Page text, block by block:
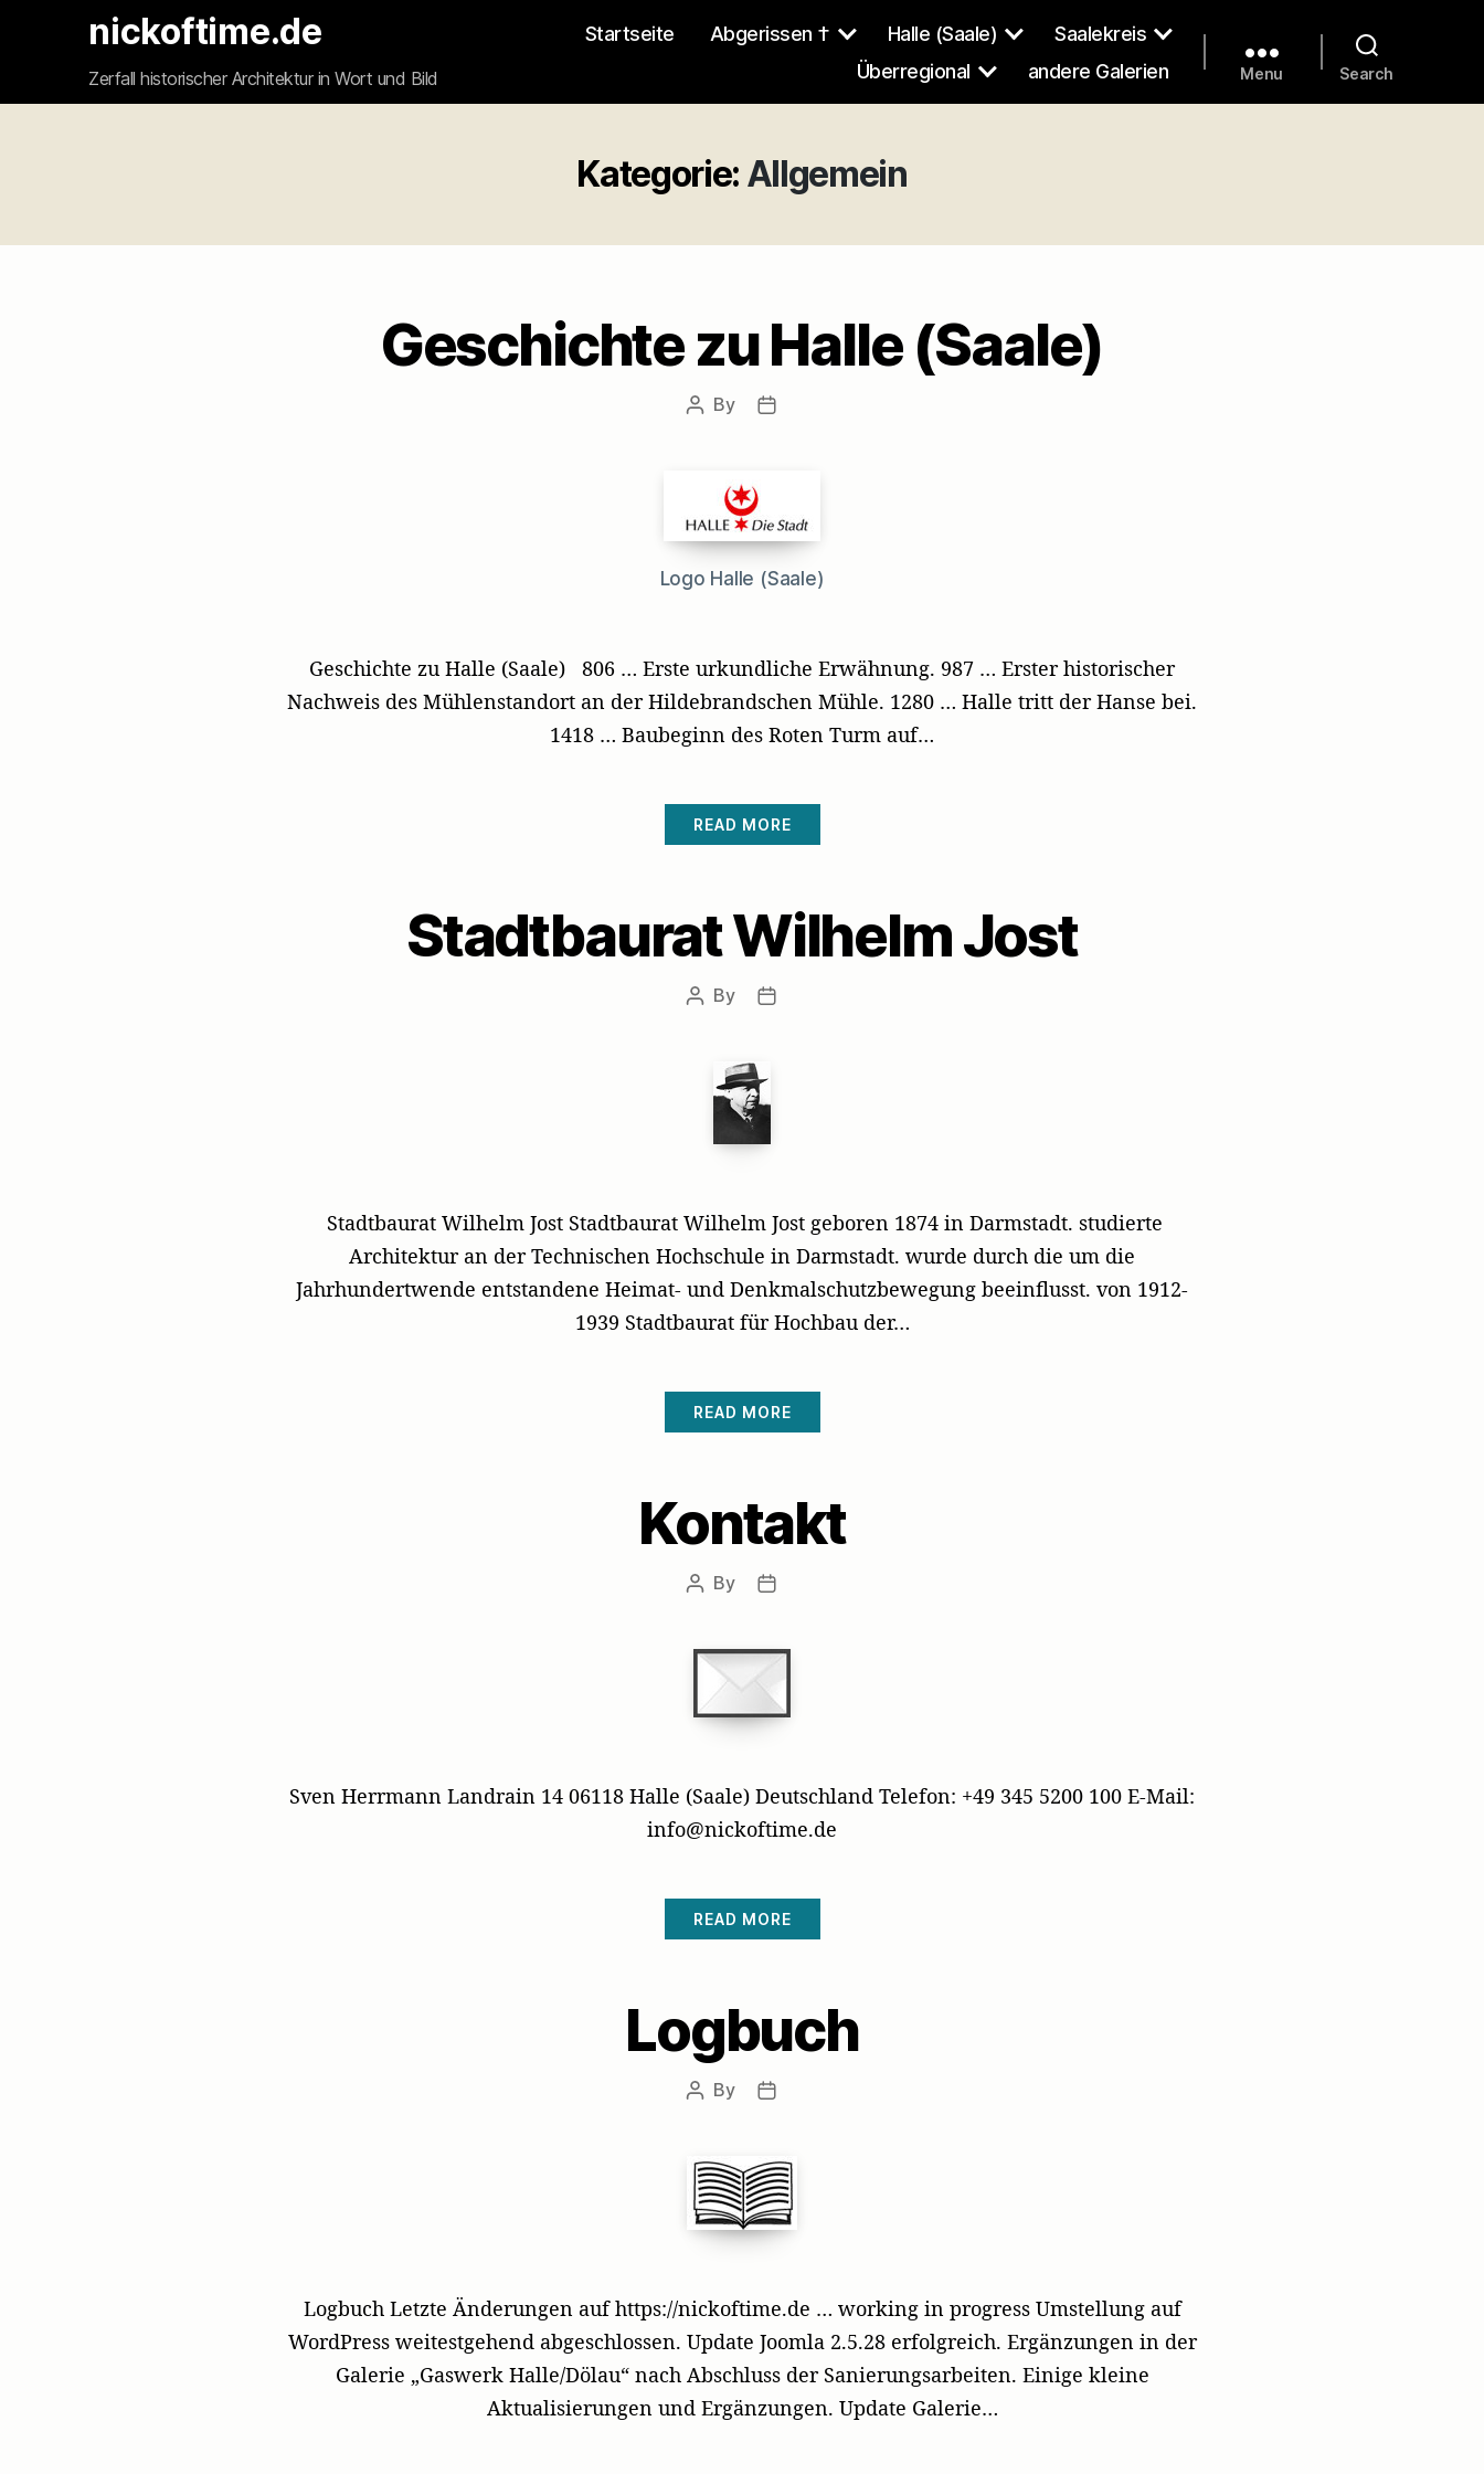
nickoftime.de
Zerfall historischer Architektur in Wort und Bild
Startseite Abgerissen † Halle (Saale)
Saalekreis
Überregional
andere Galerien Menu Search
Kategorie: Allgemein
Geschichte zu Halle (Saale)
Post
By
Post
Logo Halle (Saale)
Geschichte zu Halle (Saale) 806 … Erste urkundliche Erwähnung. 987 … Erster historischer
Nachweis des Mühlenstandort an der Hildebrandschen Mühle. 1280 … Halle tritt der Hanse bei.
1418 … Baubeginn des Roten Turm auf…
READ MORE
Stadtbaurat Wilhelm Jost
Post
By
Post
Stadtbaurat Wilhelm Jost Stadtbaurat Wilhelm Jost geboren 1874 in Darmstadt. studierte
Architektur an der Technischen Hochschule in Darmstadt. wurde durch die um die
Jahrhundertwende entstandene Heimat- und Denkmalschutzbewegung beeinflusst. von 1912-
1939 Stadtbaurat für Hochbau der…
READ MORE
Kontakt
Post
By
Post
Sven Herrmann Landrain 14 06118 Halle (Saale) Deutschland Telefon: +49 345 5200 100 E-Mail:
info@nickoftime.de
READ MORE
Logbuch
Post
By
Post
Logbuch Letzte Änderungen auf https://nickoftime.de … working in progress Umstellung auf
WordPress weitestgehend abgeschlossen. Update Joomla 2.5.28 erfolgreich. Ergänzungen in der
Galerie „Gaswerk Halle/Dölau“ nach Abschluss der Sanierungsarbeiten. Einige kleine
Aktualisierungen und Ergänzungen. Update Galerie…